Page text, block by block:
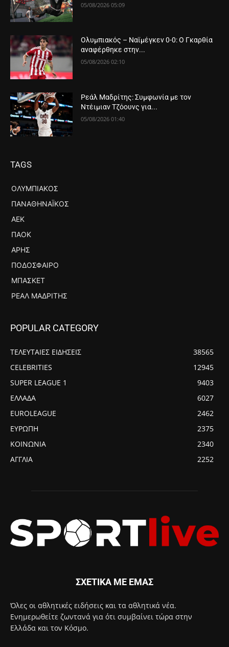
05/08/2026 05:09
Ολυμπιακός – Ναϊμέγκεν 0-0: Ο Γκαρθία
αναφέρθηκε στην...
05/08/2026 02:10
Ρεάλ Μαδρίτης: Συμφωνία με τον
Ντέιμιαν Τζόουνς για...
05/08/2026 01:40
TAGS
ΟΛΥΜΠΙΑΚΌΣ
ΠΑΝΑΘΗΝΑΪΚΌΣ
ΑΕΚ
ΠΑΟΚ
ΆΡΗΣ
ΠΟΔΌΣΦΑΙΡΟ
ΜΠΆΣΚΕΤ
ΡΕΆΛ ΜΑΔΡΊΤΗΣ
POPULAR CATEGORY
ΤΕΛΕΥΤΑΙΕΣ ΕΙΔΗΣΕΙΣ
38565
CELEBRITIES
12945
SUPER LEAGUE 1
9403
ΕΛΛΑΔΑ
6027
EUROLEAGUE
2462
ΕΥΡΩΠΗ
2375
ΚΟΙΝΩΝΙΑ
2340
ΑΓΓΛΙΑ
2252
ΣΧΕΤΙΚΑ ΜΕ ΕΜΑΣ
Όλες οι αθλητικές ειδήσεις και τα αθλητικά νέα.
Ενημερωθείτε ζωντανά για ότι συμβαίνει τώρα στην
Ελλάδα και τον Κόσμο.